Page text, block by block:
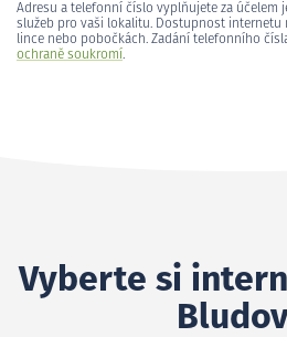
Adresu a telefonní číslo vyplňujete za účelem
služeb pro vaši lokalitu. Dostupnost internetu
lince nebo pobočkách. Zadání telefonního
ochraně soukromí.
Vyberte si
Bludov